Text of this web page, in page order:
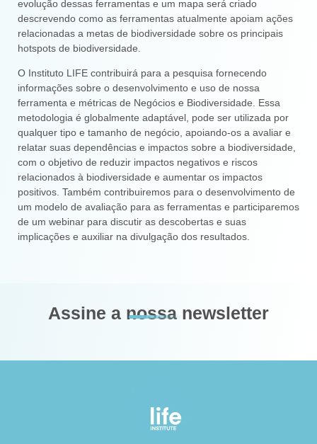
evolução dessas ferramentas e um mapa será criado
descrevendo como as ferramentas atualmente apoiam ações
relacionadas a metas de biodiversidade sobre os principais
hotspots de biodiversidade.
O Instituto LIFE contribuirá para a pesquisa fornecendo
informações sobre o desenvolvimento e uso de nossa
ferramenta e métricas de Negócios e Biodiversidade. Essa
metodologia é globalmente adaptável, pode ser utilizada por
qualquer tipo e tamanho de negócio, apoiando-os a avaliar e
relatar suas dependências e impactos sobre a biodiversidade,
com o objetivo de reduzir impactos negativos e riscos
relacionados à biodiversidade e aumentar os impactos
positivos. Também contribuiremos para o desenvolvimento de
um modelo de avaliação para as ferramentas e participaremos
de um webinar para discutir as descobertas e suas
implicações e auxiliar na divulgação dos resultados.
Assine a nossa newsletter